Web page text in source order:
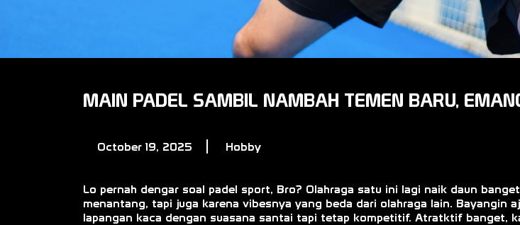
MAIN PADEL SAMBIL NAMBAH TEMEN BARU,
October 19, 2025 Hobby
Lo pernah dengar soal padel sport, Bro? Olahraga satu ini lagi naik daun
menantang, tapi juga karena vibesnya yang beda dari olahraga lain. Bayangin
lapangan kaca dengan suasana santai tapi tetap kompetitif. Atratktif banget,